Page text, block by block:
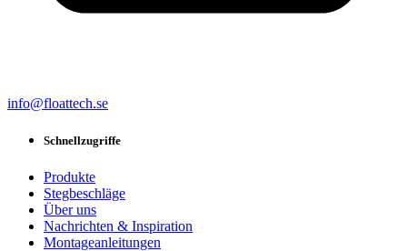
info@floattech.se
Schnellzugriffe
Produkte
Stegbeschläge
Über uns
Nachrichten & Inspiration
Montageanleitungen